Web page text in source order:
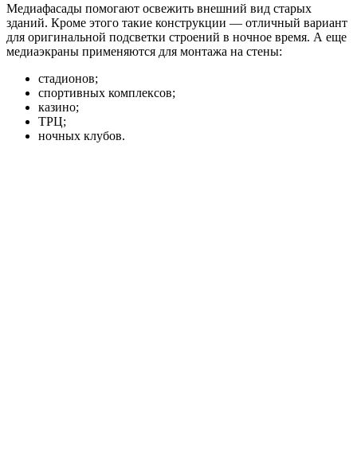
Медиафасады помогают освежить внешний вид старых
зданий. Кроме этого такие конструкции — отличный вариант
для оригинальной подсветки строений в ночное время. А еще
медиаэкраны применяются для монтажа на стены:
стадионов;
спортивных комплексов;
казино;
ТРЦ;
ночных клубов.